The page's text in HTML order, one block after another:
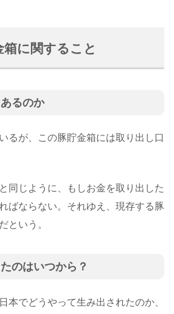
箱に関すること
るのか
るが、この豚貯金箱には取り出し口
同じように、もしお金を取り出した
ばならない。それゆえ、現存する豚
という。
のはいつから？
本でどうやって生み出されたのか、